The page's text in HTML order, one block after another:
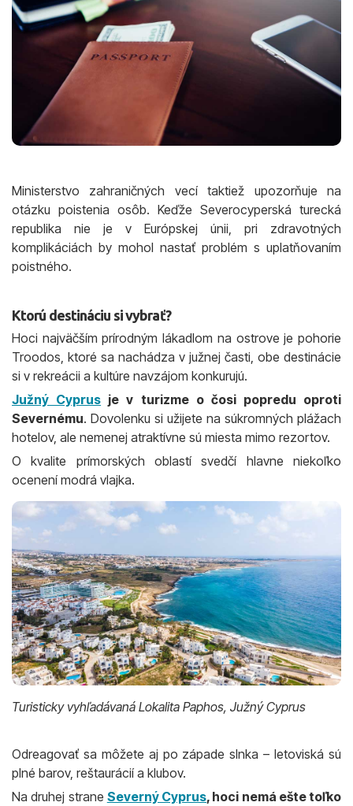
Ministerstvo zahraničných vecí taktiež upozorňuje na
otázku poistenia osôb. Keďže Severocyperská turecká
republika nie je v Európskej únii, pri zdravotných
komplikáciách by mohol nastať problém s uplatňovaním
poistného.
Ktorú destináciu si vybrať?
Hoci najväčším prírodným lákadlom na ostrove je pohorie
Troodos, ktoré sa nachádza v južnej časti, obe destinácie
si v rekreácii a kultúre navzájom konkurujú.
Južný Cyprus je v turizme o čosi popredu oproti
Severnému. Dovolenku si užijete na súkromných plážach
hotelov, ale nemenej atraktívne sú miesta mimo rezortov.
O kvalite prímorských oblastí svedčí hlavne niekoľko
ocenení modrá vlajka.
Turisticky vyhľadávaná Lokalita Paphos, Južný Cyprus
Odreagovať sa môžete aj po západe slnka – letoviská sú
plné barov, reštaurácií a klubov.
Na druhej strane Severný Cyprus, hoci nemá ešte toľko